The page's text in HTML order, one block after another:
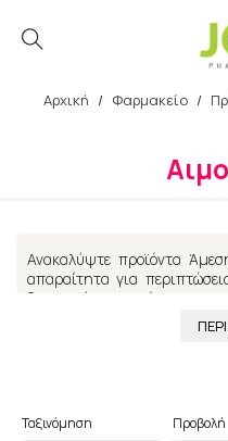
Αρχική / Φαρμακείο /
Ανακαλύψτε προϊόντα
απαραίτητα για
δραστικά αποτελέσματα
Χάρη στην ευχρηστία τους
πάντοτε κοντά σας για παν
Ταξινόμηση Προβολή